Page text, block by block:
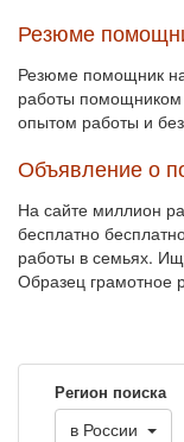
Резюме
Резюме помощник
работы
опытом работы и
Объявление о
На сайте миллион
бесплатно
работы в семьях.
Образец грамотное
Регион поиска
в России